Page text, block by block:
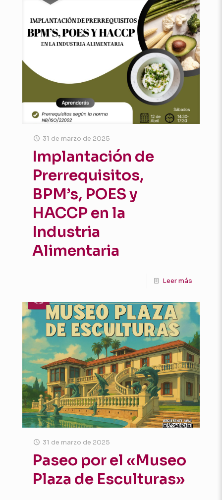
31 de marzo de 2025
Implantación de
Prerrequisitos,
BPM’s, POES y
HACCP en la
Industria
Alimentaria
Leer más
31 de marzo de 2025
Paseo por el «Museo
Plaza de Esculturas»